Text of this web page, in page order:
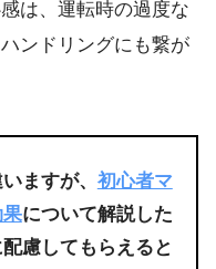
は、運転時の過度な
ンドリングにも繋が
ますが、 初心者マ
について解説した
慮してもらえると